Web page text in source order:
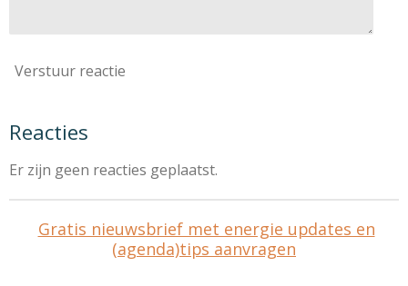
Verstuur reactie
Reacties
Er zijn geen reacties geplaatst.
Gratis nieuwsbrief met energie updates en
(agenda)tips aanvragen